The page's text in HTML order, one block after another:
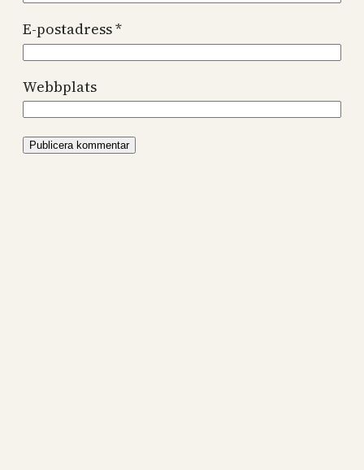
E-postadress*
Webbplats